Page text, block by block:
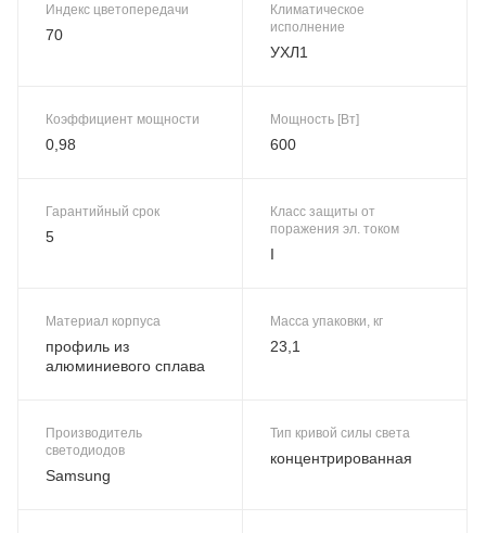
Индекс цветопередачи
70
Климатическое
исполнение
УХЛ1
Коэффициент мощности
0,98
Мощность [Вт]
600
Гарантийный срок
5
Класс защиты от
поражения эл. током
I
Материал корпуса
профиль из
алюминиевого сплава
Масса упаковки, кг
23,1
Производитель
светодиодов
Samsung
Тип кривой силы света
концентрированная